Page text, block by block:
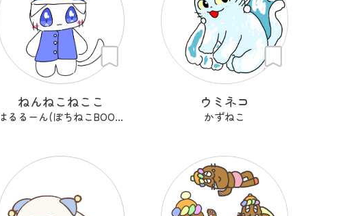
ねんねこねここ
はるるーん(ぽちねこBOOKS)
ウミネコ
かずねこ